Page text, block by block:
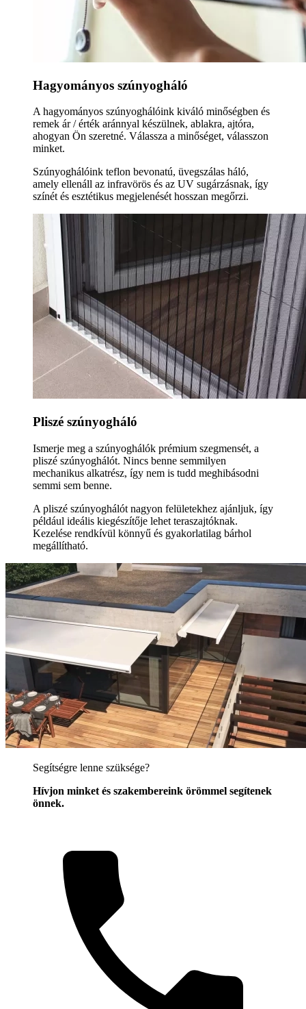
Hagyományos szúnyogháló
A hagyományos szúnyoghálóink kiváló minőségben és
remek ár / érték aránnyal készülnek, ablakra, ajtóra,
ahogyan Ön szeretné. Válassza a minőséget, válasszon
minket.
Szúnyoghálóink teflon bevonatú, üvegszálas háló,
amely ellenáll az infravörös és az UV sugárzásnak, így
színét és esztétikus megjelenését hosszan megőrzi.
Pliszé szúnyogháló
Ismerje meg a szúnyoghálók prémium szegmensét, a
pliszé szúnyoghálót. Nincs benne semmilyen
mechanikus alkatrész, így nem is tudd meghibásodni
semmi sem benne.
A pliszé szúnyoghálót nagyon felületekhez ajánljuk, így
például ideális kiegészítője lehet teraszajtóknak.
Kezelése rendkívül könnyű és gyakorlatilag bárhol
megállítható.
Segítségre lenne szüksége?
Hívjon minket és szakembereink örömmel segítenek
önnek.